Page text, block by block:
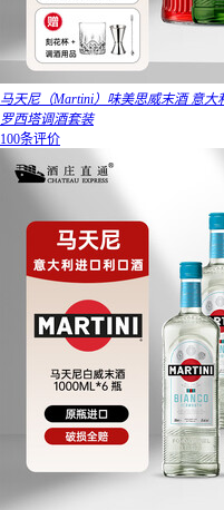
马天尼（Martini）味美思威末酒 意
罗西塔调酒套装
100条评价